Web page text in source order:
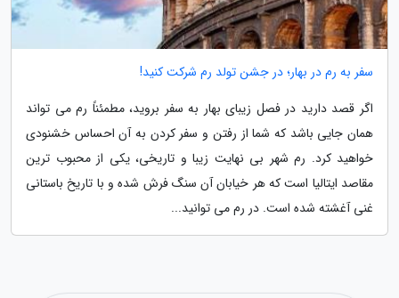
سفر به رم در بهار؛ در جشن تولد رم شرکت کنید!
اگر قصد دارید در فصل زیبای بهار به سفر بروید، مطمئناً رم می تواند
همان جایی باشد که شما از رفتن و سفر کردن به آن احساس خشنودی
خواهید کرد. رم شهر بی نهایت زیبا و تاریخی، یکی از محبوب ترین
مقاصد ایتالیا است که هر خیابان آن سنگ فرش شده و با تاریخ باستانی
غنی آغشته شده است. در رم می توانید...